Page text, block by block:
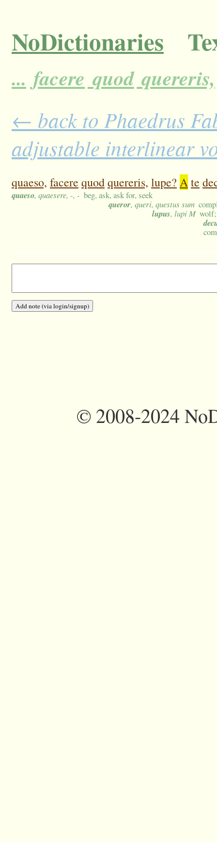
NoDictionaries
... facere quod quereris,
← back to Phaedrus
adjustable interlinear
quaeso, facere quodquereris, lupe? Ate
quaeso, quaesere, -, - beg, ask, ask for, seek
queror, queri, questus sum
lupus, lupi M
©2008-2024